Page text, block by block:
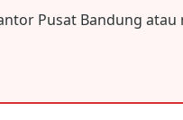
Pusat Bandung